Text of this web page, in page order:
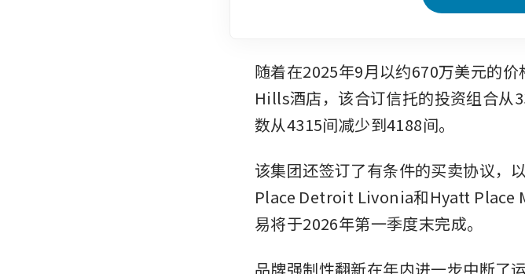
随着在2025年9月以约670万美元的
Hills酒店，该合订信托的投资组合从
数从4315间减少到4188间。
该集团还签订了有条件的买卖协议
Place Detroit Livonia和Hyatt
易将于2026年第一季度末完成。
品牌强制性翻新在年内进一步中断